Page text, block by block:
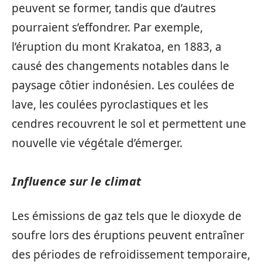
peuvent se former, tandis que d’autres
pourraient s’effondrer. Par exemple,
l’éruption du mont Krakatoa, en 1883, a
causé des changements notables dans le
paysage côtier indonésien. Les coulées de
lave, les coulées pyroclastiques et les
cendres recouvrent le sol et permettent une
nouvelle vie végétale d’émerger.
Influence sur le climat
Les émissions de gaz tels que le dioxyde de
soufre lors des éruptions peuvent entraîner
des périodes de refroidissement temporaire,